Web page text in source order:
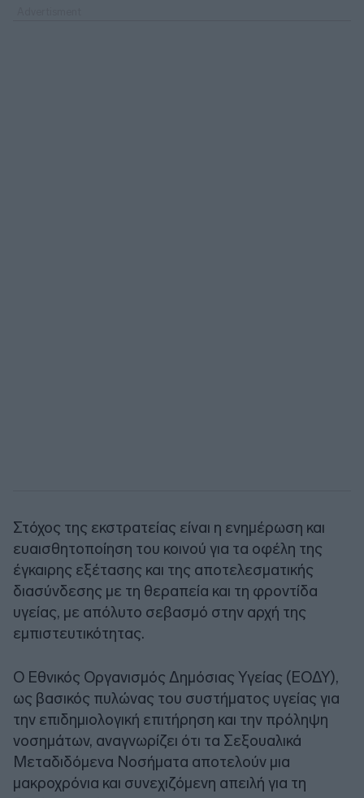
Στόχος της εκστρατείας είναι η ενημέρωση και
ευαισθητοποίηση του κοινού για τα οφέλη της
έγκαιρης εξέτασης και της αποτελεσματικής
διασύνδεσης με τη θεραπεία και τη φροντίδα
υγείας, με απόλυτο σεβασμό στην αρχή της
εμπιστευτικότητας.
Ο Εθνικός Οργανισμός Δημόσιας Υγείας (ΕΟΔΥ),
ως βασικός πυλώνας του συστήματος υγείας για
την επιδημιολογική επιτήρηση και την πρόληψη
νοσημάτων, αναγνωρίζει ότι τα Σεξουαλικά
Μεταδιδόμενα Νοσήματα αποτελούν μια
μακροχρόνια και συνεχιζόμενη απειλή για τη